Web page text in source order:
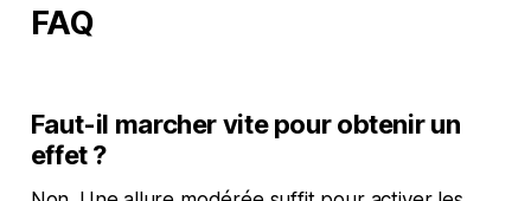
FAQ
Faut-il marcher vite pour obtenir un
effet ?